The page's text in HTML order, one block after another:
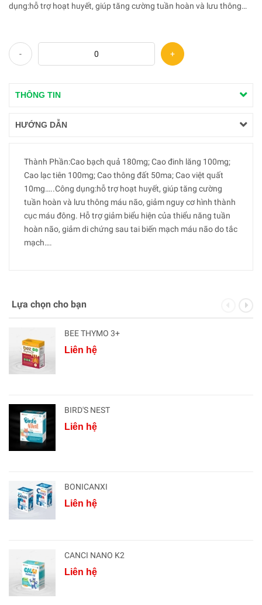
dụng:hỗ trợ hoạt huyết, giúp tăng cường tuần hoàn và lưu thông
- +
THÔNG TIN
HƯỚNG DẪN
Thành Phần:Cao bạch quả 180mg; Cao đinh lăng 100mg;
Cao lạc tiên 100mg; Cao thông đất 50ma; Cao việt quất
10mg…..Công dụng:hỗ trợ hoạt huyết, giúp tăng cường
tuần hoàn và lưu thông máu não, giảm nguy cơ hình thành
cục máu đông. Hỗ trợ giảm biểu hiện của thiểu năng tuần
hoàn não, giảm di chứng sau tai biến mạch máu não do tắc
mạch….
Lựa chọn cho bạn
BEE THYMO 3+
Liên hệ
BIRD'S NEST
Liên hệ
BONICANXI
Liên hệ
CANCI NANO K2
Liên hệ